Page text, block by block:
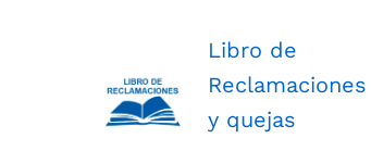
Libro de
Reclamaciones
y quejas